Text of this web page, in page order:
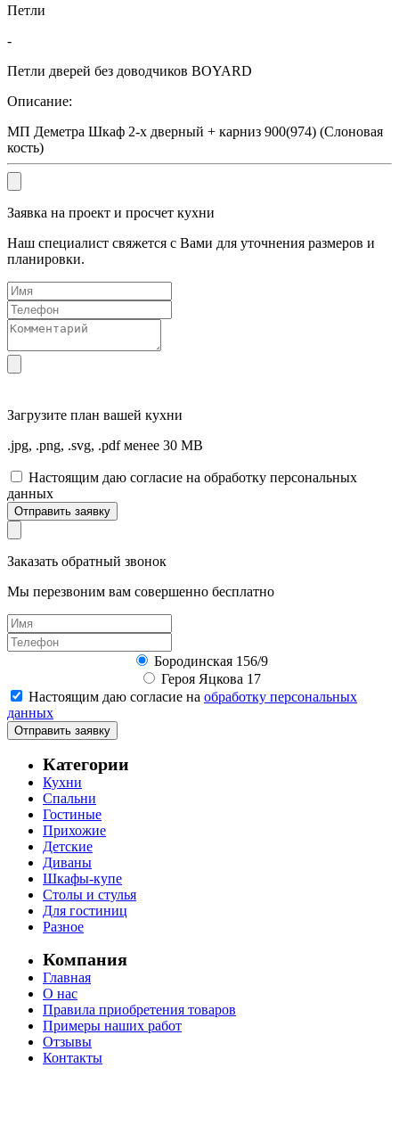
Петли
-
Петли дверей без доводчиков BOYARD
Описание:
МП Деметра Шкаф 2-х дверный + карниз 900(974) (Слоновая
кость)
Заявка на проект и просчет кухни
Наш специалист свяжется с Вами для уточнения размеров и
планировки.
Загрузите план вашей кухни
.jpg, .png, .svg, .pdf менее 30 MB
Настоящим даю согласие на обработку персональных
данных
Отправить заявку
Заказать обратный звонок
Мы перезвоним вам совершенно бесплатно
Бородинская 156/9
Героя Яцкова 17
Настоящим даю согласие на обработку персональных
данных
Отправить заявку
Категории
Кухни
Спальни
Гостиные
Прихожие
Детские
Диваны
Шкафы-купе
Столы и стулья
Для гостиниц
Разное
Компания
Главная
О нас
Правила приобретения товаров
Примеры наших работ
Отзывы
Контакты